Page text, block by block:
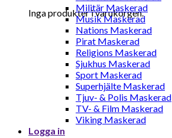
Inga produkter i varukorgen.
Militär Maskerad
Musik Maskerad
Nations Maskerad
Pirat Maskerad
Religions Maskerad
Sjukhus Maskerad
Sport Maskerad
Superhjälte Maskerad
Tjuv- & Polis Maskerad
TV- & Film Maskerad
Viking Maskerad
Logga in